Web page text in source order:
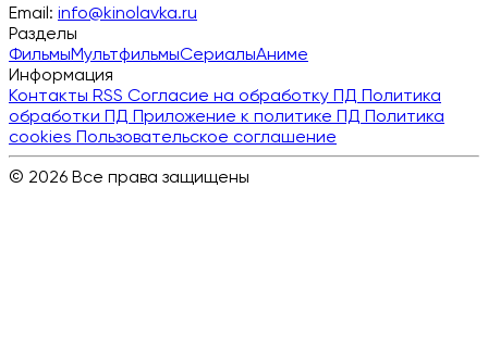
Email: info@kinolavka.ru
Разделы
ФильмыМультфильмыСериалыАниме
Информация
Контакты RSS Согласие на обработку ПД Политика
обработки ПД Приложение к политике ПД Политика
cookies Пользовательское соглашение
© 2026 Все права защищены